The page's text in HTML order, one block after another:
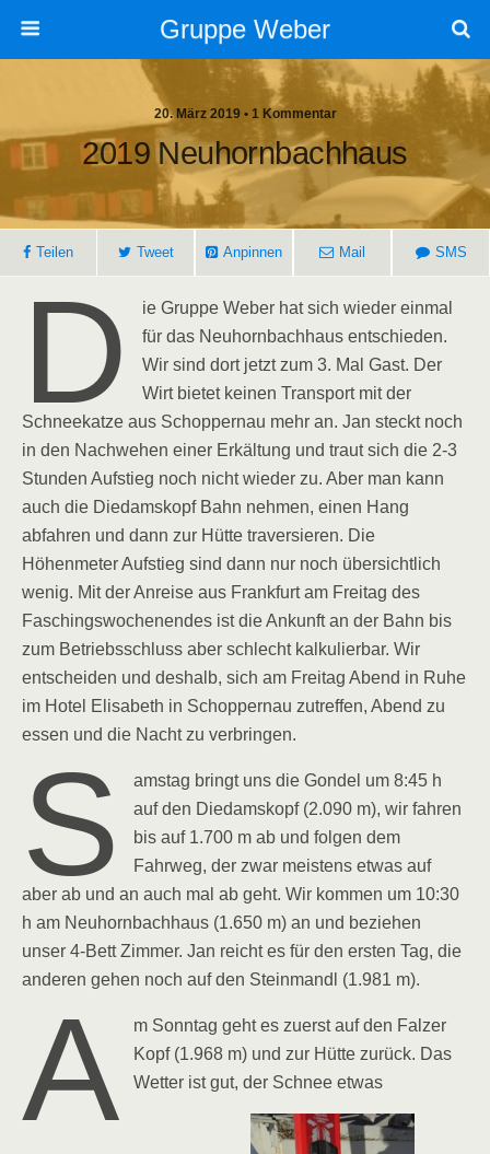
Gruppe Weber
20. März 2019 • 1 Kommentar
2019 Neuhornbachhaus
Teilen Tweet Anpinnen Mail SMS
D
ie Gruppe Weber hat sich wieder einmal
für das Neuhornbachhaus entschieden.
Wir sind dort jetzt zum 3. Mal Gast. Der
Wirt bietet keinen Transport mit der
Schneekatze aus Schoppernau mehr an. Jan steckt noch
in den Nachwehen einer Erkältung und traut sich die 2-3
Stunden Aufstieg noch nicht wieder zu. Aber man kann
auch die Diedamskopf Bahn nehmen, einen Hang
abfahren und dann zur Hütte traversieren. Die
Höhenmeter Aufstieg sind dann nur noch übersichtlich
wenig. Mit der Anreise aus Frankfurt am Freitag des
Faschingswochenendes ist die Ankunft an der Bahn bis
zum Betriebsschluss aber schlecht kalkulierbar. Wir
entscheiden und deshalb, sich am Freitag Abend in Ruhe
im Hotel Elisabeth in Schoppernau zutreffen, Abend zu
essen und die Nacht zu verbringen.
S
amstag bringt uns die Gondel um 8:45 h
auf den Diedamskopf (2.090 m), wir fahren
bis auf 1.700 m ab und folgen dem
Fahrweg, der zwar meistens etwas auf
aber ab und an auch mal ab geht. Wir kommen um 10:30
h am Neuhornbachhaus (1.650 m) an und beziehen
unser 4-Bett Zimmer. Jan reicht es für den ersten Tag, die
anderen gehen noch auf den Steinmandl (1.981 m).
A
m Sonntag geht es zuerst auf den Falzer
Kopf (1.968 m) und zur Hütte zurück. Das
Wetter ist gut, der Schnee etwas